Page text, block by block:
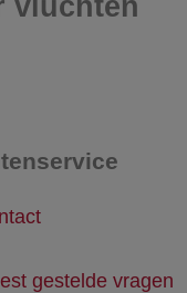
vluchten
gestelde vragen